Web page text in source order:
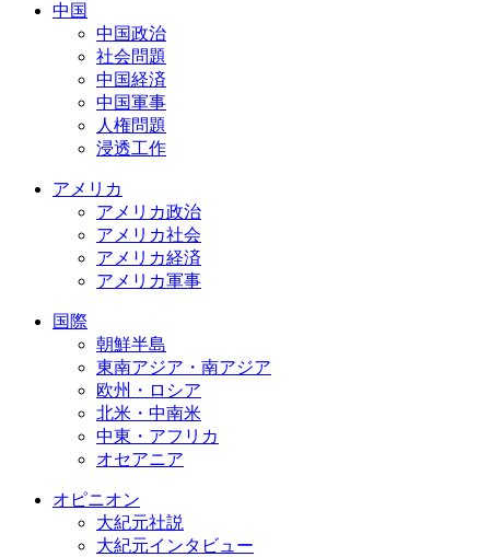
中国
中国政治
社会問題
中国経済
中国軍事
人権問題
浸透工作
アメリカ
アメリカ政治
アメリカ社会
アメリカ経済
アメリカ軍事
国際
朝鮮半島
東南アジア・南アジア
欧州・ロシア
北米・中南米
中東・アフリカ
オセアニア
オピニオン
大紀元社説
大紀元インタビュー